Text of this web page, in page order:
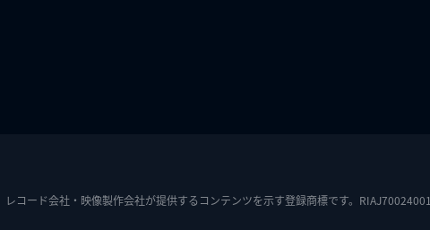
レコード会社・映像製作会社が提供するコンテンツを示す登録商標です。RIAJ70024001